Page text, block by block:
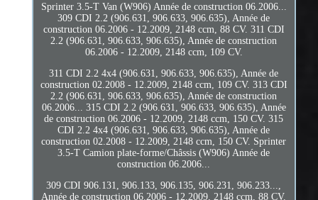
Sprinter 3.5-T Van (W906) Année de construction 06.2006...
309 CDI 2.2 (906.631, 906.633, 906.635), Année de
construction 06.2006 - 12.2009, 2148 ccm, 88 CV. 311 CDI
2.2 (906.631, 906.633, 906.635), Année de construction
06.2006 - 12.2009, 2148 ccm, 109 CV.
311 CDI 2.2 4x4 (906.631, 906.633, 906.635), Année de
construction 02.2008 - 12.2009, 2148 ccm, 109 CV. 313 CDI
2.2 (906.631, 906.633, 906.635), Année de construction
06.2006... 315 CDI 2.2 (906.631, 906.633, 906.635), Année
de construction 06.2006 - 12.2009, 2148 ccm, 150 CV. 315
CDI 2.2 4x4 (906.631, 906.633, 906.635), Année de
construction 02.2008 - 12.2009, 2148 ccm, 150 CV. Sprinter
3.5-T Camion plate-forme/Châssis (W906) Année de
construction 06.2006...
309 CDI 906.131, 906.133, 906.135, 906.231, 906.233...,
Année de construction 06.2006 - 12.2009, 2148 ccm, 88 CV.